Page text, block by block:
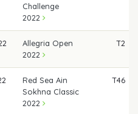
Challenge
2022
Allegria Open
2022
T2
Red Sea Ain
Sokhna Classic
2022
T46